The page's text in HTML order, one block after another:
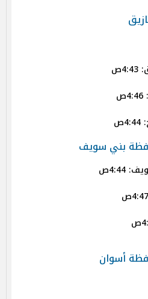
بني سويف
أسوان